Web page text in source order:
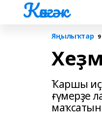
Көнгәк
Яңылыҡтар
Ҡаршы
ғүмерҙе